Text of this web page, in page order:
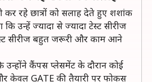
कर रहे छात्रों को सलाह देते हुए शशांक
उन्हें ज्यादा से ज्यादा टेस्ट सीरीज
सीरीज बहुत जरूरी और काम आने
उन्होंने कैंपस प्लेसमेंट के दौरान कोई
केवल GATE की तैयारी पर फोकस